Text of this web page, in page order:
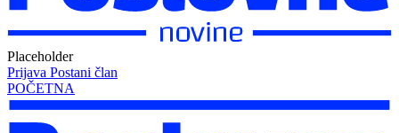
Placeholder
Prijava Postani član
POČETNA